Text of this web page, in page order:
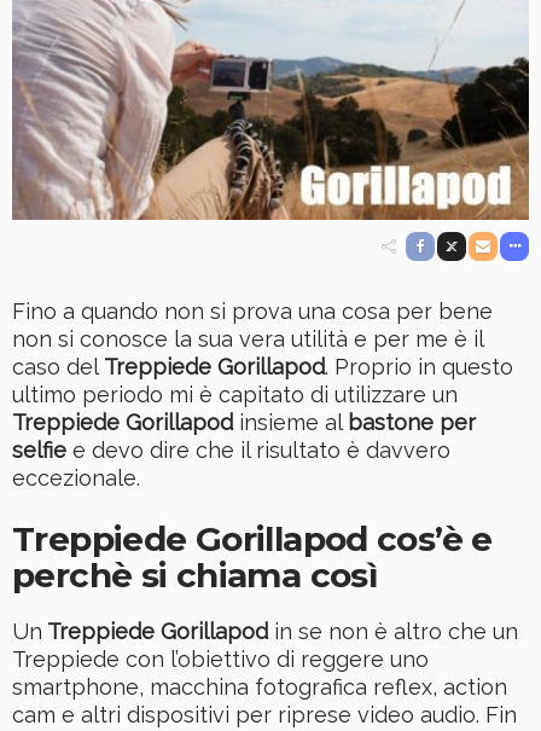
Fino a quando non si prova una cosa per bene
non si conosce la sua vera utilità e per me è il
caso del Treppiede Gorillapod. Proprio in questo
ultimo periodo mi è capitato di utilizzare un
Treppiede Gorillapodinsieme al bastone per
selfie e devo dire che il risultato è davvero
eccezionale.
Treppiede Gorillapod cos’è e
perchè si chiama così
Un Treppiede Gorillapodin se non è altro che un
Treppiede con l’obiettivo di reggere uno
smartphone, macchina fotografica reflex, action
cam e altri dispositivi per riprese video audio. Fin